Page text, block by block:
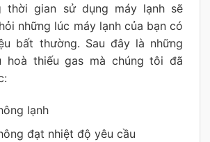
thời gian sử dụng máy lạnh sẽ
những lúc máy lạnh của bạn có
bất thường. Sau đây là những
hoà thiếu gas mà chúng tôi đã
lạnh
đạt nhiệt độ yêu cầu